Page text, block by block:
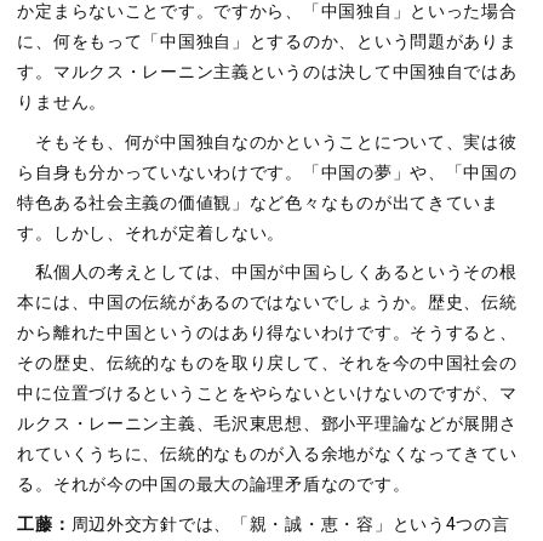
か定まらないことです。ですから、「中国独自」といった場合
に、何をもって「中国独自」とするのか、という問題がありま
す。マルクス・レーニン主義というのは決して中国独自ではあ
りません。
そもそも、何が中国独自なのかということについて、実は彼
ら自身も分かっていないわけです。「中国の夢」や、「中国の
特色ある社会主義の価値観」など色々なものが出てきていま
す。しかし、それが定着しない。
私個人の考えとしては、中国が中国らしくあるというその根
本には、中国の伝統があるのではないでしょうか。歴史、伝統
から離れた中国というのはあり得ないわけです。そうすると、
その歴史、伝統的なものを取り戻して、それを今の中国社会の
中に位置づけるということをやらないといけないのですが、マ
ルクス・レーニン主義、毛沢東思想、鄧小平理論などが展開さ
れていくうちに、伝統的なものが入る余地がなくなってきてい
る。それが今の中国の最大の論理矛盾なのです。
工藤： 周辺外交方針では、「親・誠・恵・容」という4つの言